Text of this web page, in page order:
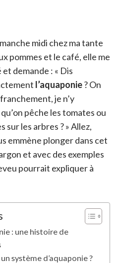
midi chez ma tante
pommes et le café, elle me
demande : « Dis
l’aquaponie? On
je n’y
pêche les tomates ou
sur les arbres ? » Allez,
emmène plonger dans cet
et avec des exemples
pourrait expliquer à
: une histoire de
système d’aquaponie ?